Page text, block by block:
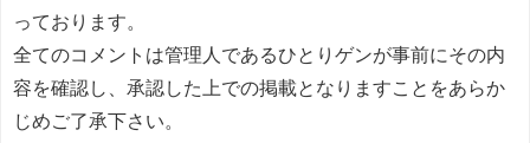
っております。
全てのコメントは管理人であるひとりゲンが事前にその内
容を確認し、承認した上での掲載となりますことをあらか
じめご了承下さい。